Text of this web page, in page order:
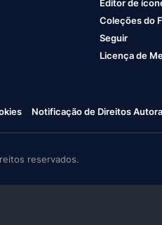
Editor de
Coleções do
Seguir
Licença de
Notificação de Direitos
reservados.